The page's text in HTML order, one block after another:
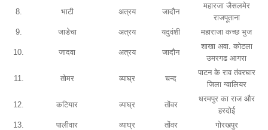
8. भाटी अत्रय जादौन
महारजा जैसलमेर
राजपूताना
9.
जाडेचा अत्रय यदुवंशी महाराजा कच्छ भुज
10. जादवा अत्रय जादौन
शाखा अवा. कोटला
उमरगढ आगरा
11. तोमर व्याघ्र चन्द
पाटन के राव तंवरघार
जिला ग्वालियर
12. कटियार व्याघ्र तोंवर
धरमपुर का राज और
हरदोई
13.
पालीवार व्याघ्र तोंवर
गोरखपुर